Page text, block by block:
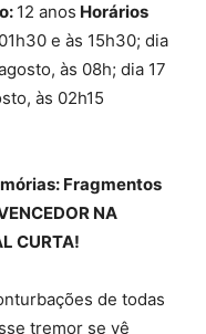
12 anos Horários
e às 15h30; dia
às 08h; dia 17
às 02h15
Fragmentos
NA
CURTA!
de todas
tremor se vê